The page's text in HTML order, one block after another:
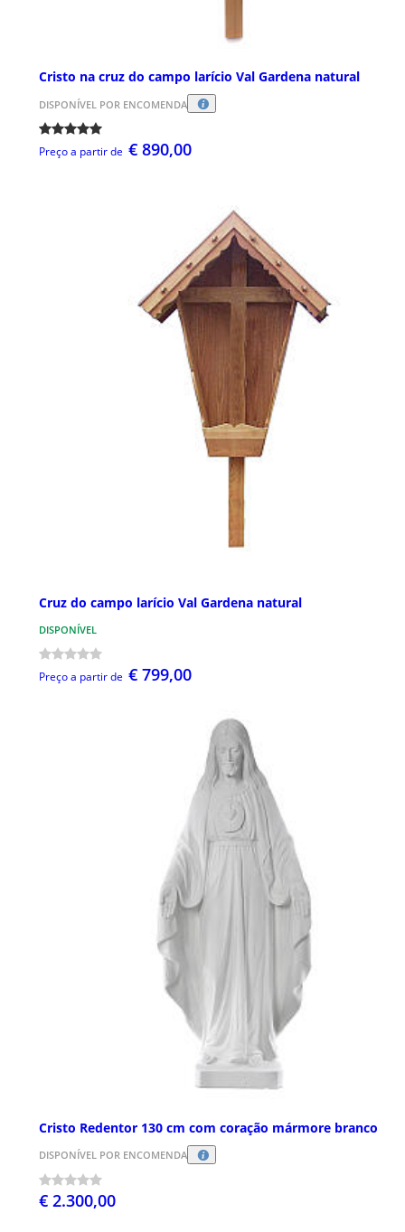
Cristo na cruz do campo larício Val Gardena natural
DISPONÍVEL POR ENCOMENDA
Preço a partir de € 890,00
Cruz do campo larício Val Gardena natural
DISPONÍVEL
Preço a partir de € 799,00
Cristo Redentor 130 cm com coração mármore branco
DISPONÍVEL POR ENCOMENDA
€ 2.300,00